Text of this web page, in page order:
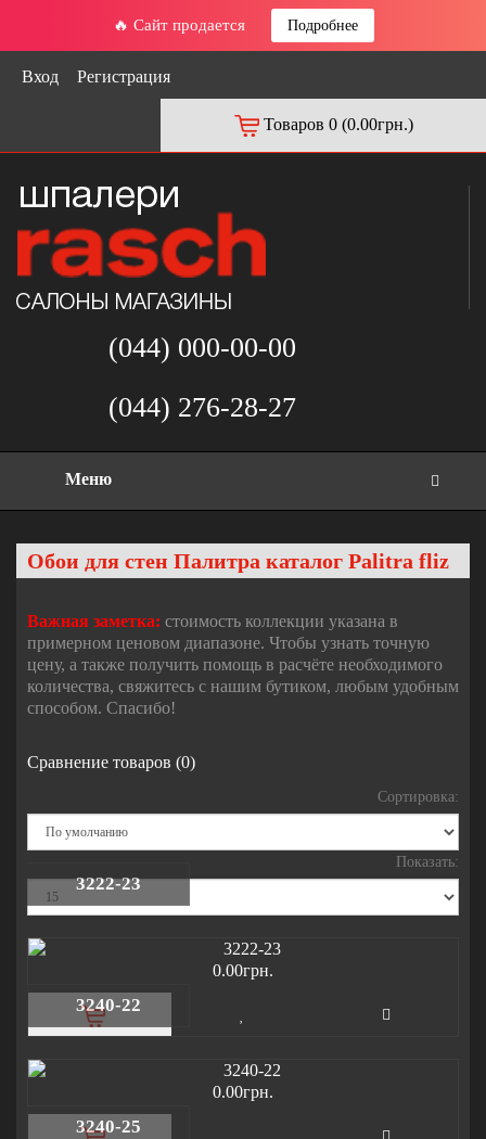
🔥 Сайт продается Подробнее
Вход Регистрация
Товаров 0 (0.00грн.)
(044) 000-00-00
(044) 276-28-27
Меню
Обои для стен Палитра каталог Palitra fliz
Важная заметка: стоимость коллекции указана в
примерном ценовом диапазоне. Чтобы узнать точную
цену, а также получить помощь в расчёте необходимого
количества, свяжитесь с нашим бутиком, любым удобным
способом. Спасибо!
Сравнение товаров (0)
Сортировка:
Показать:
3222-23
0.00грн.
3240-22
0.00грн.
3240-25